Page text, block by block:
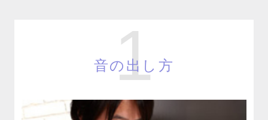
1
音の出し方